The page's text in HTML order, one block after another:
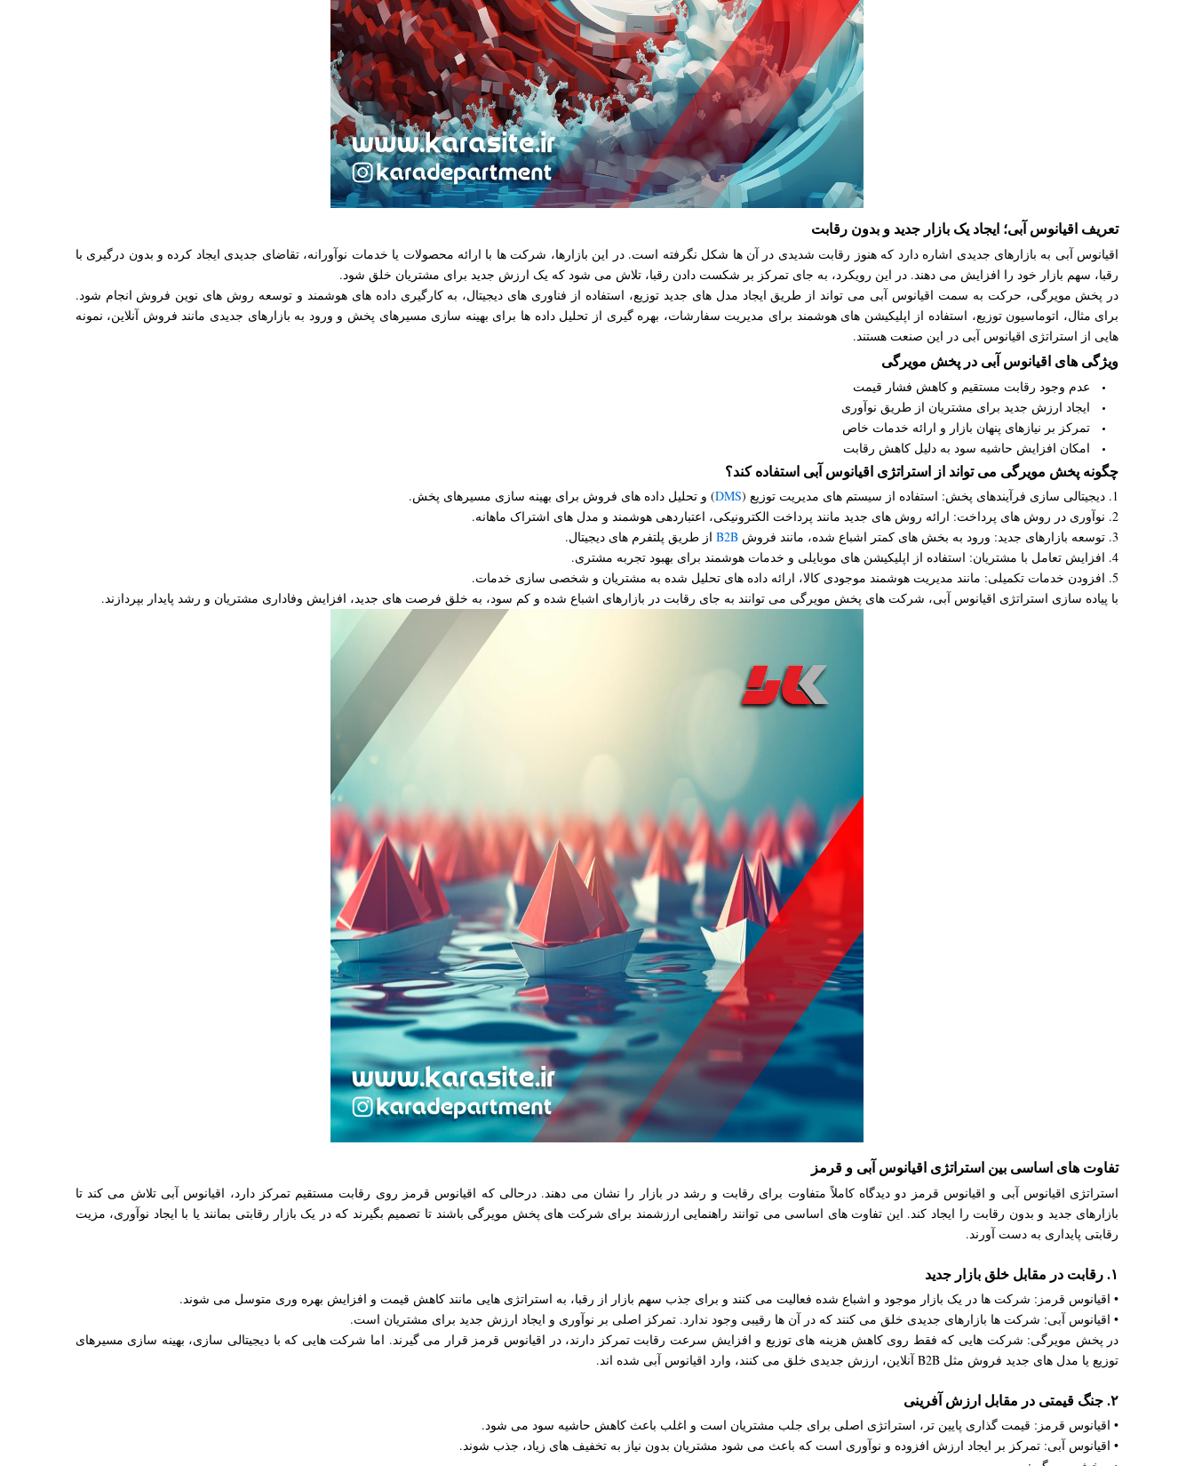
تعریف اقیانوس آبی؛ ایجاد یک بازار جدید و بدون رقابت
اقیانوس آبی به بازارهای جدیدی اشاره دارد که هنوز رقابت شدیدی در آن ها شکل نگرفته است. در این بازارها، شرکت ها با ارائه محصولات یا خدمات نوآورانه، تقاضای جدیدی ایجاد کرده و بدون درگیری با
رقبا، سهم بازار خود را افزایش می دهند. در این رویکرد، به جای تمرکز بر شکست دادن رقبا، تلاش می شود که یک ارزش جدید برای مشتریان خلق شود.
در پخش مویرگی، حرکت به سمت اقیانوس آبی می تواند از طریق ایجاد مدل های جدید توزیع، استفاده از فناوری های دیجیتال، به کارگیری داده های هوشمند و توسعه روش های نوین فروش انجام شود.
برای مثال، اتوماسیون توزیع، استفاده از اپلیکیشن های هوشمند برای مدیریت سفارشات، بهره گیری از تحلیل داده ها برای بهینه سازی مسیرهای پخش و ورود به بازارهای جدیدی مانند فروش آنلاین، نمونه
هایی از استراتژی اقیانوس آبی در این صنعت هستند.
ویژگی های اقیانوس آبی در پخش مویرگی
عدم وجود رقابت مستقیم و کاهش فشار قیمت
ایجاد ارزش جدید برای مشتریان از طریق نوآوری
تمرکز بر نیازهای پنهان بازار و ارائه خدمات خاص
امکان افزایش حاشیه سود به دلیل کاهش رقابت
چگونه پخش مویرگی می تواند از استراتژی اقیانوس آبی استفاده کند؟
1. دیجیتالی سازی فرآیندهای پخش: استفاده از سیستم های مدیریت توزیع ( DMS) و تحلیل داده های فروش برای بهینه سازی مسیرهای پخش.
2. نوآوری در روش های پرداخت: ارائه روش های جدید مانند پرداخت الکترونیکی، اعتباردهی هوشمند و مدل های اشتراک ماهانه.
3. توسعه بازارهای جدید: ورود به بخش های کمتر اشباع شده، مانند فروش
B2B از طریق پلتفرم های دیجیتال.
4. افزایش تعامل با مشتریان: استفاده از اپلیکیشن های موبایلی و خدمات هوشمند برای بهبود تجربه مشتری.
5. افزودن خدمات تکمیلی: مانند مدیریت هوشمند موجودی کالا، ارائه داده های تحلیل شده به مشتریان و شخصی سازی خدمات.
با پیاده سازی استراتژی اقیانوس آبی، شرکت های پخش مویرگی می توانند به جای رقابت در بازارهای اشباع شده و کم سود، به خلق فرصت های جدید، افزایش وفاداری مشتریان و رشد پایدار بپردازند.
تفاوت های اساسی بین استراتژی اقیانوس آبی و قرمز
استراتژی اقیانوس آبی و اقیانوس قرمز دو دیدگاه کاملاً متفاوت برای رقابت و رشد در بازار را نشان می دهند. درحالی که اقیانوس قرمز روی رقابت مستقیم تمرکز دارد، اقیانوس آبی تلاش می کند تا
بازارهای جدید و بدون رقابت را ایجاد کند. این تفاوت های اساسی می توانند راهنمایی ارزشمند برای شرکت های پخش مویرگی باشند تا تصمیم بگیرند که در یک بازار رقابتی بمانند یا با ایجاد نوآوری، مزیت
رقابتی پایداری به دست آورند.
۱. رقابت در مقابل خلق بازار جدید
• اقیانوس قرمز: شرکت ها در یک بازار موجود و اشباع شده فعالیت می کنند و برای جذب سهم بازار از رقبا، به استراتژی هایی مانند کاهش قیمت و افزایش بهره وری متوسل می شوند.
• اقیانوس آبی: شرکت ها بازارهای جدیدی خلق می کنند که در آن ها رقیبی وجود ندارد. تمرکز اصلی بر نوآوری و ایجاد ارزش جدید برای مشتریان است.
در پخش مویرگی: شرکت هایی که فقط روی کاهش هزینه های توزیع و افزایش سرعت رقابت تمرکز دارند، در اقیانوس قرمز قرار می گیرند. اما شرکت هایی که با دیجیتالی سازی، بهینه سازی مسیرهای
توزیع یا مدل های جدید فروش مثل B2B آنلاین، ارزش جدیدی خلق می کنند، وارد اقیانوس آبی شده اند.
۲. جنگ قیمتی در مقابل ارزش آفرینی
• اقیانوس قرمز: قیمت گذاری پایین تر، استراتژی اصلی برای جلب مشتریان است و اغلب باعث کاهش حاشیه سود می شود.
• اقیانوس آبی: تمرکز بر ایجاد ارزش افزوده و نوآوری است که باعث می شود مشتریان بدون نیاز به تخفیف های زیاد، جذب شوند.